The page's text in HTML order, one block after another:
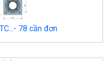
78 cần đơn